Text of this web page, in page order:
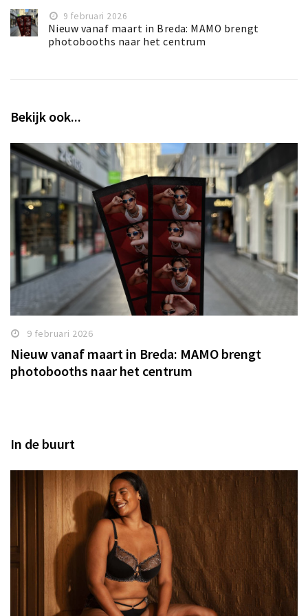
9 februari 2026
Nieuw vanaf maart in Breda: MAMO brengt
photobooths naar het centrum
Bekijk ook...
9 februari 2026
Nieuw vanaf maart in Breda: MAMO brengt
photobooths naar het centrum
In de buurt